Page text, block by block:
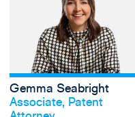
Profil anschauen
Gemma Seabright
Associate, Patent